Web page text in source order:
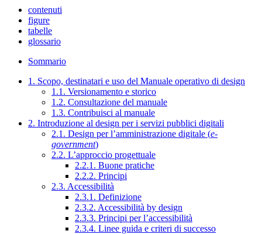
contenuti
figure
tabelle
glossario
Sommario
1. Scopo, destinatari e uso del Manuale operativo di design
1.1. Versionamento e storico
1.2. Consultazione del manuale
1.3. Contribuisci al manuale
2. Introduzione al design per i servizi pubblici digitali
2.1. Design per l’amministrazione digitale (e-
government)
2.2. L’approccio progettuale
2.2.1. Buone pratiche
2.2.2. Principi
2.3. Accessibilità
2.3.1. Definizione
2.3.2. Accessibilità by design
2.3.3. Principi per l’accessibilità
2.3.4. Linee guida e criteri di successo